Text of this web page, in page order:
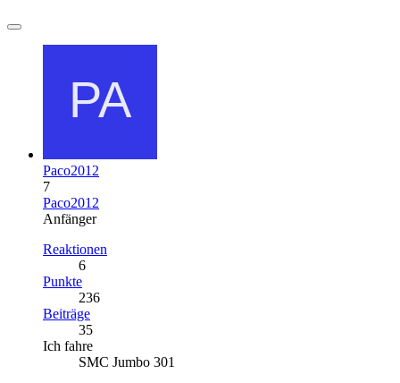
Paco2012
7
Paco2012
Anfänger
Reaktionen
6
Punkte
236
Beiträge
35
Ich fahre
SMC Jumbo 301